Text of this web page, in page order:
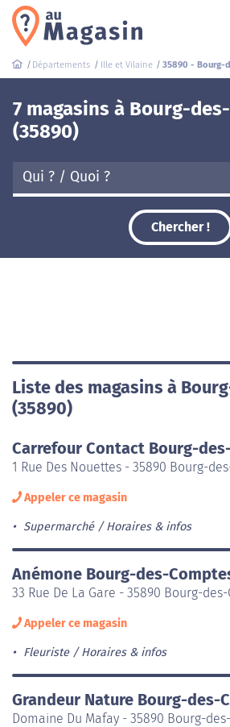
Départements Ille et Vilaine 35890 - Bourg-
7 magasins à Bourg-
(35890)
Chercher !
Liste des magasins à
(35890)
Carrefour Contact Bourg-
1 Rue Des Nouettes - 35890 Bourg-
Appeler ce magasin
Supermarché Horaires & infos
Anémone Bourg-des-
33 Rue De La Gare - 35890 Bourg-
Appeler ce magasin
Fleuriste Horaires & infos
Grandeur Nature Bourg-des-
Domaine Du Mafay - 35890 Bourg-